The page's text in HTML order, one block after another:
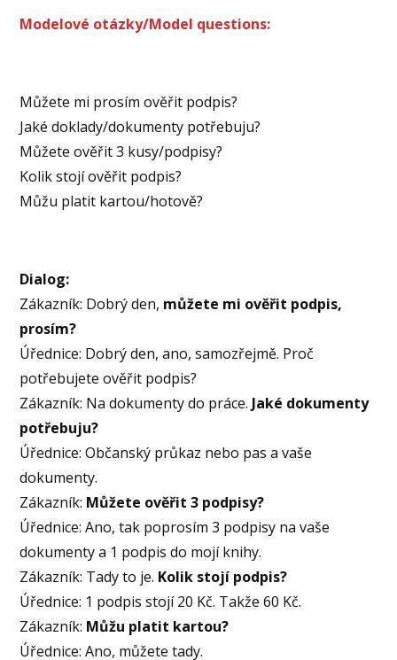
Modelové otázky/Model questions:
Můžete mi prosím ověřit podpis?
Jaké doklady/dokumenty potřebuju?
Můžete ověřit 3 kusy/podpisy?
Kolik stojí ověřit podpis?
Můžu platit kartou/hotově?
Dialog:
Zákazník: Dobrý den, můžete mi ověřit podpis,
prosím?
Úřednice: Dobrý den, ano, samozřejmě. Proč
potřebujete ověřit podpis?
Zákazník: Na dokumenty do práce. Jaké dokumenty
potřebuju?
Úřednice: Občanský průkaz nebo pas a vaše
dokumenty.
Zákazník: Můžete ověřit 3 podpisy?
Úřednice: Ano, tak poprosím 3 podpisy na vaše
dokumenty a 1 podpis do mojí knihy.
Zákazník: Tady to je. Kolik stojí podpis?
Úřednice: 1 podpis stojí 20 Kč. Takže 60 Kč.
Zákazník: Můžu platit kartou?
Úřednice: Ano, můžete tady.